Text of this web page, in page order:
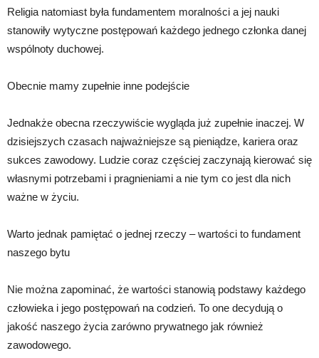
Religia natomiast była fundamentem moralności a jej nauki
stanowiły wytyczne postępowań każdego jednego członka danej
wspólnoty duchowej.
Obecnie mamy zupełnie inne podejście
Jednakże obecna rzeczywiście wygląda już zupełnie inaczej. W
dzisiejszych czasach najważniejsze są pieniądze, kariera oraz
sukces zawodowy. Ludzie coraz częściej zaczynają kierować się
własnymi potrzebami i pragnieniami a nie tym co jest dla nich
ważne w życiu.
Warto jednak pamiętać o jednej rzeczy – wartości to fundament
naszego bytu
Nie można zapominać, że wartości stanowią podstawy każdego
człowieka i jego postępowań na codzień. To one decydują o
jakość naszego życia zarówno prywatnego jak również
zawodowego.